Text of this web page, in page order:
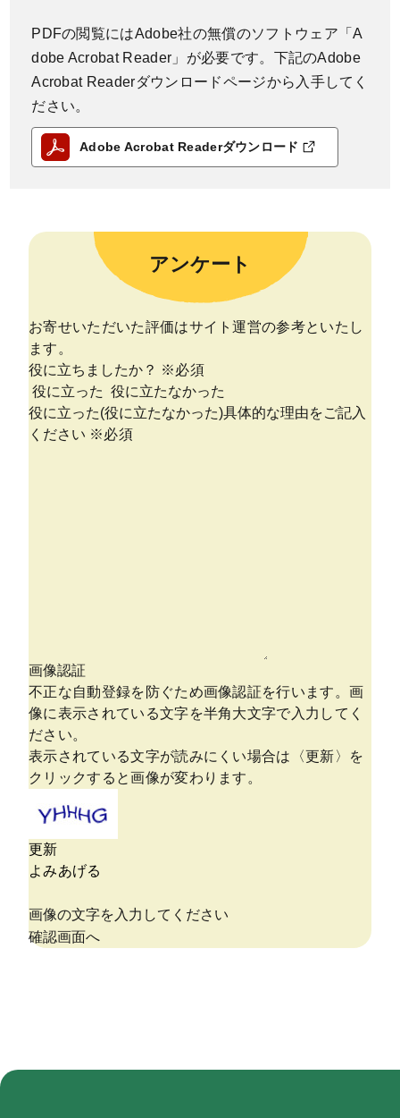
PDFの閲覧にはAdobe社の無償のソフトウェア「A
dobe Acrobat Reader」が必要です。下記のAdobe
Acrobat Readerダウンロードページから入手してく
ださい。
Adobe Acrobat Readerダウンロード
アンケート